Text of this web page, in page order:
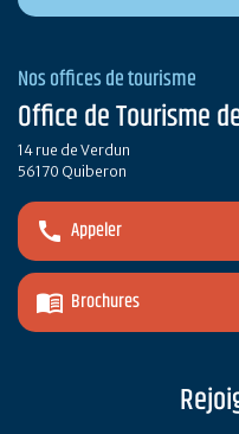
Nos offices de tourisme
Office de Tourisme
14 rue de Verdun
56170 Quiberon
Appeler
Brochures